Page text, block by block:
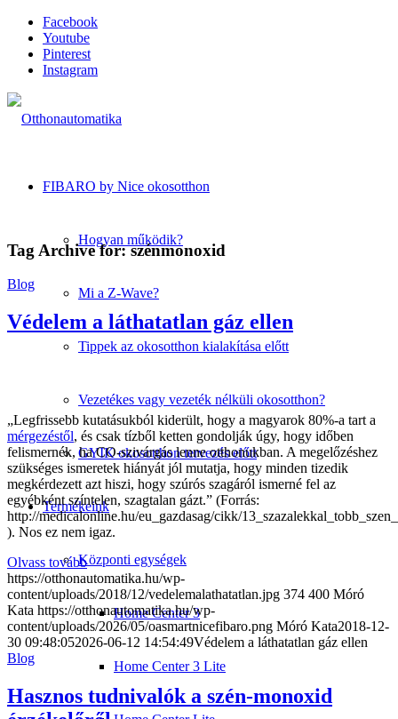
Facebook
Youtube
Pinterest
Instagram
FIBARO by Nice okosotthon
Hogyan működik?
Mi a Z-Wave?
Tippek az okosotthon kialakítása előtt
Vezetékes vagy vezeték nélküli okosotthon?
GYIK okosotthon tervezés előtt
Termékeink
Központi egységek
Home Center 3
Home Center 3 Lite
Tag Archive for:szénmonoxid
Blog
Védelem a láthatatlan gáz ellen
„Legfrissebb kutatásukból kiderült, hogy a magyarok 80%-a tart a
mérgezéstől, és csak tízből ketten gondolják úgy, hogy időben
felismernék, ha CO-szivárgás lenne otthonukban. A megelőzéshez
szükséges ismeretek hiányát jól mutatja, hogy minden tizedik
megkérdezett azt hiszi, hogy szúrós szagáról ismerné fel az
egyébként színtelen, szagtalan gázt.” (Forrás:
http://medicalonline.hu/eu_gazdasag/cikk/
). Nos ez nem igaz.
Olvass tovább
https://otthonautomatika.hu/wp-
content/uploads/2018/12/vedelemalathatatlan.jpg 374 400 Móró
Kata https://otthonautomatika.hu/wp-
content/uploads/2026/05/oasmartnicefibaro.png Móró Kata2018-12-
30 09:48:052026-06-12 14:54:49Védelem a láthatatlan gáz ellen
Blog
Hasznos tudnivalók a szén-monoxid